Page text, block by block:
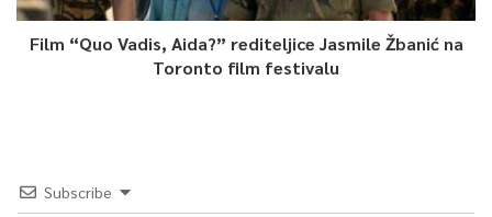
Film “Quo Vadis, Aida?” rediteljice Jasmile Žbanić na
Toronto film festivalu
Subscribe